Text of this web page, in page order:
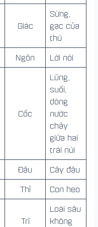
Giác
Sừng,
gạc của
thú
Ngôn Lời nói
Cốc
Lũng,
suối,
dòng
nước
chảy
giữa hai
trái núi
Đậu
Cây đậu
Thỉ Con heo
Trĩ
Loài sâu
không